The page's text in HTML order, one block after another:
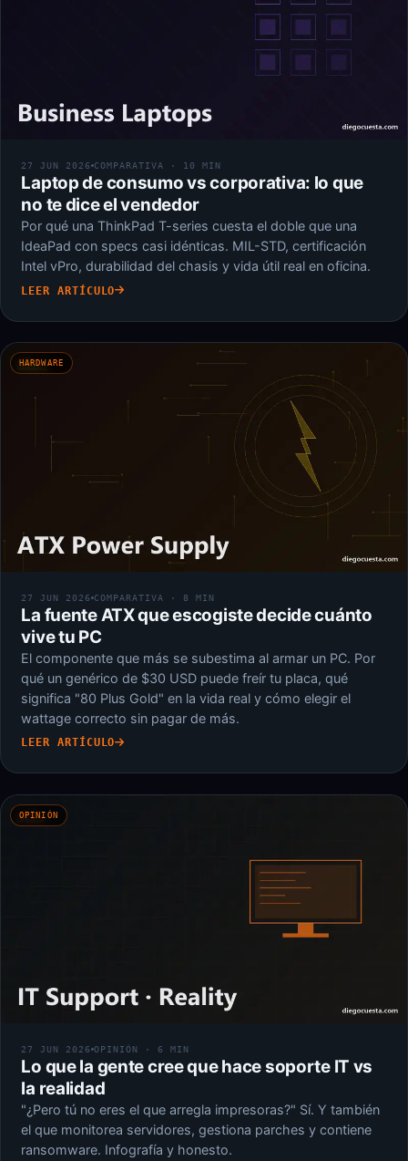
27 JUN 2026 COMPARATIVA · 10 MIN
Laptop de consumo vs corporativa: lo que
no te dice el vendedor
Por qué una ThinkPad T-series cuesta el doble que una
IdeaPad con specs casi idénticas. MIL-STD, certificación
Intel vPro, durabilidad del chasis y vida útil real en oficina.
LEER ARTÍCULO
HARDWARE
27 JUN 2026 COMPARATIVA · 8 MIN
La fuente ATX que escogiste decide cuánto
vive tu PC
El componente que más se subestima al armar un PC. Por
qué un genérico de $30 USD puede freír tu placa, qué
significa "80 Plus Gold" en la vida real y cómo elegir el
wattage correcto sin pagar de más.
LEER ARTÍCULO
OPINIÓN
27 JUN 2026 OPINIÓN · 6 MIN
Lo que la gente cree que hace soporte IT vs
la realidad
"¿Pero tú no eres el que arregla impresoras?" Sí. Y también
el que monitorea servidores, gestiona parches y contiene
ransomware. Infografía y honesto.